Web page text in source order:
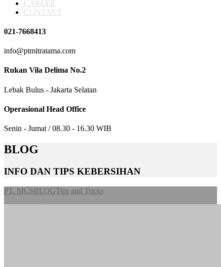
CAREER
CONTACT
021-7668413
info@ptmitratama.com
Rukan Vila Delima No.2
Lebak Bulus - Jakarta Selatan
Operasional Head Office
Senin - Jumat / 08.30 - 16.30 WIB
BLOG
INFO DAN TIPS KEBERSIHAN
PT. MCSBLOGTips and Tricks